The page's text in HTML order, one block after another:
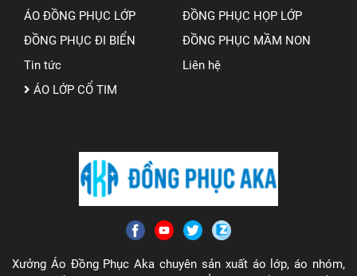
ÁO ĐỒNG PHỤC LỚP
ĐỒNG PHỤC HỌP LỚP
ĐỒNG PHỤC ĐI BIỂN
ĐỒNG PHỤC MẦM NON
Tin tức
Liên hệ
ÁO LỚP CỔ TIM
Xưởng Áo Đồng Phục Aka chuyên sản xuất áo lớp, áo nhóm,